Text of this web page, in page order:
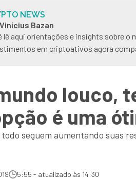
NEWS
Bazan
lê aqui orientações e insights sobre o
em criptoativos agora
louco,
é uma
seguem aumentando suas
5:55 - atualizado às 14:30